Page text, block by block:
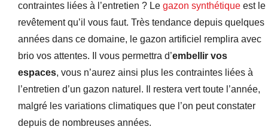
contraintes liées à l’entretien ? Le gazon synthétique est le
revêtement qu’il vous faut. Très tendance depuis quelques
années dans ce domaine, le gazon artificiel remplira avec
brio vos attentes. Il vous permettra d’embellir vos
espaces, vous n’aurez ainsi plus les contraintes liées à
l’entretien d’un gazon naturel. Il restera vert toute l’année,
malgré les variations climatiques que l’on peut constater
depuis de nombreuses années.